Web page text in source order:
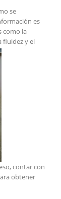
se
es
como la
fluidez y el
contar con
obtener